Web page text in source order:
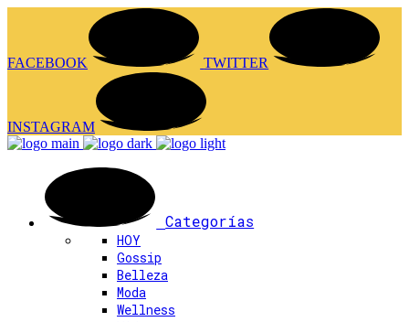
FACEBOOK TWITTER
INSTAGRAM
Categorías
HOY
Gossip
Belleza
Moda
Wellness